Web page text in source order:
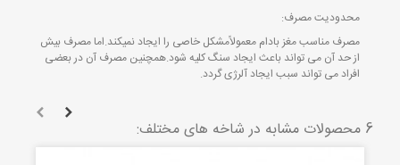
محدودیت مصرف:
مصرف مناسب مغز بادام معمولاًمشکل خاصی را ایجاد نمیکند.اما مصرف بیش
از حد آن می تواند باعث ایجاد سنگ کلیه شود.همچنین مصرف آن در بعضی
افراد می تواند سبب ایجاد آلرژی گردد.
6 محصولات مشابه در شاخه های مختلف: